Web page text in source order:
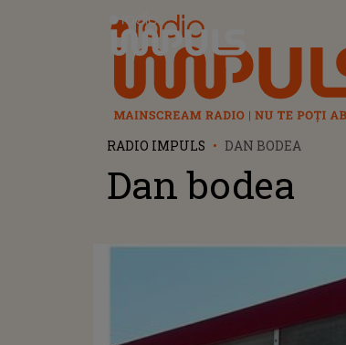
Radio Impuls
RADIO IMPULS DAN BODEA
Dan bodea